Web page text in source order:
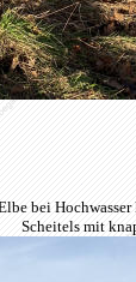
bei
Scheitels mit